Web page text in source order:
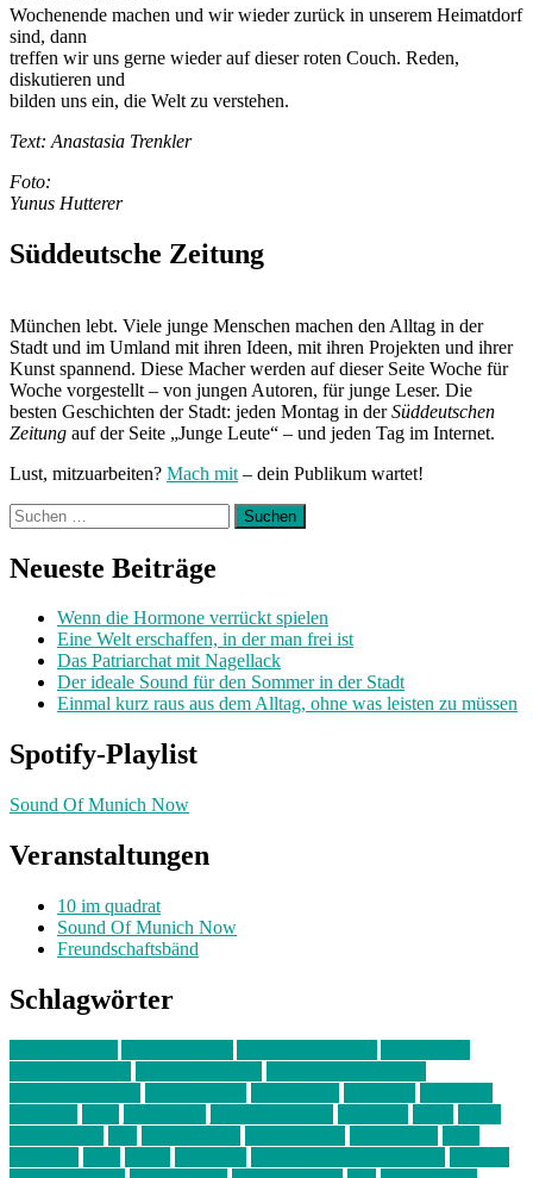
Wochenende machen und wir wieder zurück in unserem Heimatdorf
sind, dann
treffen wir uns gerne wieder auf dieser roten Couch. Reden,
diskutieren und
bilden uns ein, die Welt zu verstehen.
Text: Anastasia Trenkler
Foto:
Yunus Hutterer
Süddeutsche Zeitung
München lebt. Viele junge Menschen machen den Alltag in der
Stadt und im Umland mit ihren Ideen, mit ihren Projekten und ihrer
Kunst spannend. Diese Macher werden auf dieser Seite Woche für
Woche vorgestellt – von jungen Autoren, für junge Leser. Die
besten Geschichten der Stadt: jeden Montag in derSüddeutschen
Zeitung auf der Seite „Junge Leute“ – und jeden Tag im Internet.
Lust, mitzuarbeiten? Mach mit – dein Publikum wartet!
Suchen
nach:
Neueste Beiträge
Wenn die Hormone verrückt spielen
Eine Welt erschaffen, in der man frei ist
Das Patriarchat mit Nagellack
Der ideale Sound für den Sommer in der Stadt
Einmal kurz raus aus dem Alltag, ohne was leisten zu müssen
Spotify-Playlist
Sound Of Munich Now
Veranstaltungen
10 im quadrat
Sound Of Munich Now
Freundschaftsbänd
Schlagwörter